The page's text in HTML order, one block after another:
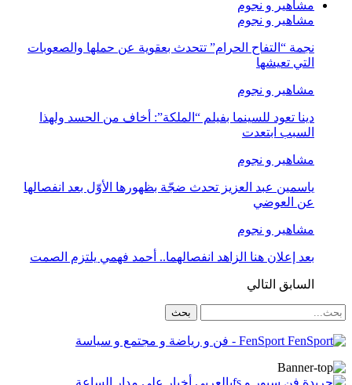
مشاهير و نجوم
مشاهير و نجوم
نجمة “التفاح الحرام” تتحدث بعقوية عن حملها والصعوبات
التي تعيشها
مشاهير و نجوم
دينا تعود للسينما بفيلم “الملكة”: أخاف من الحسد ولهذا
السبب ابتعدت
مشاهير و نجوم
ياسمين عبد العزيز تحدث ضجّة بظهورها الأوّل بعد انفصالها
عن العوضي
مشاهير و نجوم
بعد إعلان هنا الزاهد انفصالهما.. أحمد فهمي يلتزم الصمت
السابق التالي
FenSport - فن و رياضة و مجتمع و سياسة